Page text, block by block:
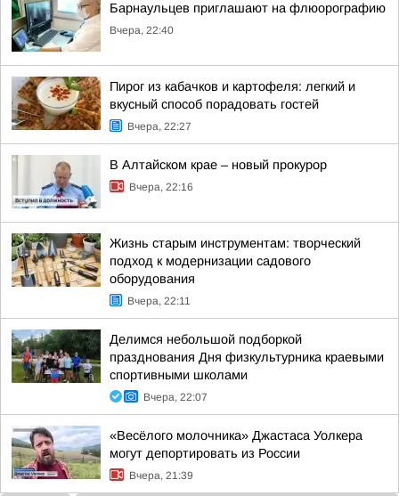
Барнаульцев приглашают на флюорографию
Вчера, 22:40
Пирог из кабачков и картофеля: легкий и
вкусный способ порадовать гостей
Вчера, 22:27
В Алтайском крае – новый прокурор
Вчера, 22:16
Жизнь старым инструментам: творческий
подход к модернизации садового
оборудования
Вчера, 22:11
Делимся небольшой подборкой
празднования Дня физкультурника краевыми
спортивными школами
Вчера, 22:07
«Весёлого молочника» Джастаса Уолкера
могут депортировать из России
Вчера, 21:39